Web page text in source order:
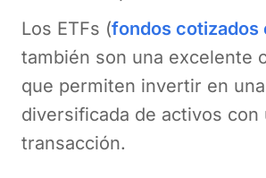
Los ETFs (fondos cotizados
también son una excelente
que permiten invertir en
diversificada de activos con
transacción.